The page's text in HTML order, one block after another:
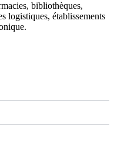
bibliothèques,
logistiques, établissements